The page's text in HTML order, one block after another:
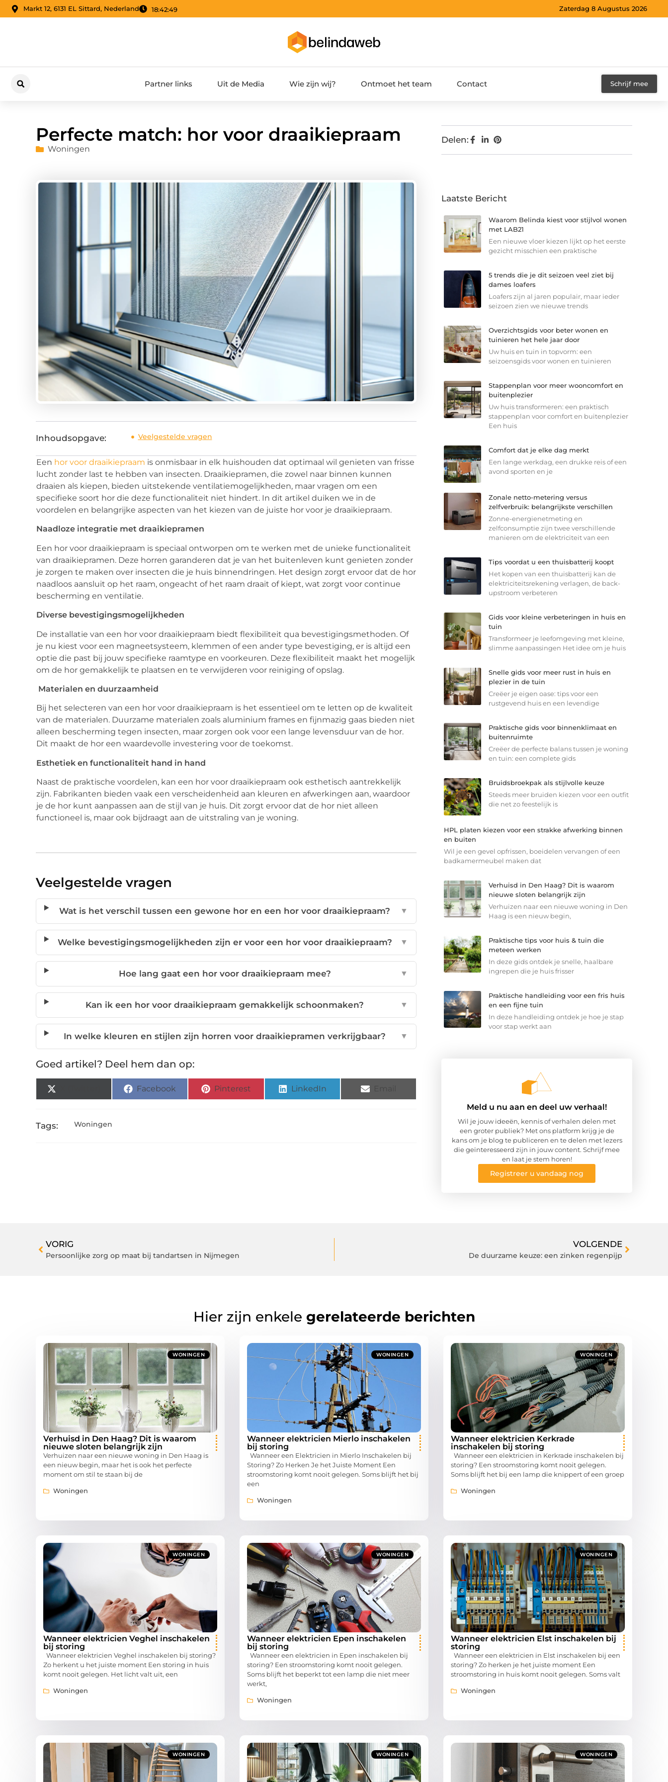
Markt 12, 6131 EL Sittard, Nederland 18:42:50 Zaterdag 8 Augustus 2026
Partner links Uit de Media Wie zijn wij? Ontmoet het team Contact Schrijf mee
Perfecte match: hor voor draaikiepraam
Woningen
Inhoudsopgave: Veelgestelde vragen
Een hor voor draaikiepraam is onmisbaar in elk huishouden dat optimaal wil genieten van frisse
lucht zonder last te hebben van insecten. Draaikiepramen, die zowel naar binnen kunnen
draaien als kiepen, bieden uitstekende ventilatiemogelijkheden, maar vragen om een
specifieke soort hor die deze functionaliteit niet hindert. In dit artikel duiken we in de
voordelen en belangrijke aspecten van het kiezen van de juiste hor voor je draaikiepraam.
Naadloze integratie met draaikiepramen
Een hor voor draaikiepraam is speciaal ontworpen om te werken met de unieke functionaliteit
van draaikiepramen. Deze horren garanderen dat je van het buitenleven kunt genieten zonder
je zorgen te maken over insecten die je huis binnendringen. Het design zorgt ervoor dat de hor
naadloos aansluit op het raam, ongeacht of het raam draait of kiept, wat zorgt voor continue
bescherming en ventilatie.
Diverse bevestigingsmogelijkheden
De installatie van een hor voor draaikiepraam biedt flexibiliteit qua bevestigingsmethoden. Of
je nu kiest voor een magneetsysteem, klemmen of een ander type bevestiging, er is altijd een
optie die past bij jouw specifieke raamtype en voorkeuren. Deze flexibiliteit maakt het mogelijk
om de hor gemakkelijk te plaatsen en te verwijderen voor reiniging of opslag.
Materialen en duurzaamheid
Bij het selecteren van een hor voor draaikiepraam is het essentieel om te letten op de kwaliteit
van de materialen. Duurzame materialen zoals aluminium frames en fijnmazig gaas bieden niet
alleen bescherming tegen insecten, maar zorgen ook voor een lange levensduur van de hor.
Dit maakt de hor een waardevolle investering voor de toekomst.
Esthetiek en functionaliteit hand in hand
Naast de praktische voordelen, kan een hor voor draaikiepraam ook esthetisch aantrekkelijk
zijn. Fabrikanten bieden vaak een verscheidenheid aan kleuren en afwerkingen aan, waardoor
je de hor kunt aanpassen aan de stijl van je huis. Dit zorgt ervoor dat de hor niet alleen
functioneel is, maar ook bijdraagt aan de uitstraling van je woning.
Veelgestelde vragen
Wat is het verschil tussen een gewone hor en een hor voor draaikiepraam? ▼
Welke bevestigingsmogelijkheden zijn er voor een hor voor draaikiepraam? ▼
Hoe lang gaat een hor voor draaikiepraam mee? ▼
Kan ik een hor voor draaikiepraam gemakkelijk schoonmaken? ▼
In welke kleuren en stijlen zijn horren voor draaikiepramen verkrijgbaar? ▼
Goed artikel? Deel hem dan op:
Facebook Pinterest LinkedIn
Tags: Woningen
Delen:
Laatste Bericht
Waarom Belinda kiest voor stijlvol wonen
met LAB21
Een nieuwe vloer kiezen lijkt op het eerste
gezicht misschien een praktische
5 trends die je dit seizoen veel ziet bij
dames loafers
Loafers zijn al jaren populair, maar ieder
seizoen zien we nieuwe trends
Overzichtsgids voor beter wonen en
tuinieren het hele jaar door
Uw huis en tuin in topvorm: een
seizoensgids voor wonen en tuinieren
Stappenplan voor meer wooncomfort en
buitenplezier
Uw huis transformeren: een praktisch
stappenplan voor comfort en buitenplezier
Een huis
Comfort dat je elke dag merkt
Een lange werkdag, een drukke reis of een
avond sporten en je
Zonale netto-metering versus
zelfverbruik: belangrijkste verschillen
Zonne-energienetmeting en
zelfconsumptie zijn twee verschillende
manieren om de elektriciteit van een
Tips voordat u een thuisbatterij koopt
Het kopen van een thuisbatterij kan de
elektriciteitsrekening verlagen, de back-
upstroom verbeteren
Gids voor kleine verbeteringen in huis en
tuin
Transformeer je leefomgeving met kleine,
slimme aanpassingen Het idee om je huis
Snelle gids voor meer rust in huis en
plezier in de tuin
Creëer je eigen oase: tips voor een
rustgevend huis en een levendige
Praktische gids voor binnenklimaat en
buitenruimte
Creëer de perfecte balans tussen je woning
en tuin: een complete gids
Bruidsbroekpak als stijlvolle keuze
Steeds meer bruiden kiezen voor een outfit
die net zo feestelijk is
HPL platen kiezen voor een strakke afwerking binnen
en buiten
Wil je een gevel opfrissen, boeidelen vervangen of een
badkamermeubel maken dat
Verhuisd in Den Haag? Dit is waarom
nieuwe sloten belangrijk zijn
Verhuizen naar een nieuwe woning in Den
Haag is een nieuw begin,
Praktische tips voor huis & tuin die
meteen werken
In deze gids ontdek je snelle, haalbare
ingrepen die je huis frisser
Praktische handleiding voor een fris huis
en een fijne tuin
In deze handleiding ontdek je hoe je stap
voor stap werkt aan
Meld u nu aan en deel uw verhaal!
Wil je jouw ideeën, kennis of verhalen delen met
een groter publiek? Met ons platform krijg je de
kans om je blog te publiceren en te delen met lezers
die geïnteresseerd zijn in jouw content. Schrijf mee
en laat je stem horen!
Registreer u vandaag nog
VORIG
Persoonlijke zorg op maat bij tandartsen in Nijmegen
VOLGENDE
De duurzame keuze: een zinken regenpijp
Hier zijn enkele gerelateerde berichten
WONINGEN
Verhuisd in Den Haag? Dit is waarom
nieuwe sloten belangrijk zijn
Verhuizen naar een nieuwe woning in Den Haag is
een nieuw begin, maar het is ook het perfecte
moment om stil te staan bij de
Woningen
WONINGEN
Wanneer elektricien Mierlo inschakelen
bij storing
Wanneer een Elektricien in Mierlo Inschakelen bij
Storing? Zo Herken Je het Juiste Moment Een
stroomstoring komt nooit gelegen. Soms blijft het bij
een
Woningen
WONINGEN
Wanneer elektricien Kerkrade
inschakelen bij storing
Wanneer een elektricien in Kerkrade inschakelen bij
storing? Een stroomstoring komt nooit gelegen.
Soms blijft het bij een lamp die knippert of een groep
Woningen
WONINGEN
Wanneer elektricien Veghel inschakelen
bij storing
Wanneer elektricien Veghel inschakelen bij storing?
Zo herkent u het juiste moment Een storing in huis
komt nooit gelegen. Het licht valt uit, een
Woningen
WONINGEN
Wanneer elektricien Epen inschakelen
bij storing
Wanneer een elektricien in Epen inschakelen bij
storing? Een stroomstoring komt nooit gelegen.
Soms blijft het beperkt tot een lamp die niet meer
werkt,
Woningen
WONINGEN
Wanneer elektricien Elst inschakelen bij
storing
Wanneer een elektricien in Elst inschakelen bij een
storing? Zo herken je het juiste moment Een
stroomstoring in huis komt nooit gelegen. Soms valt
Woningen
WONINGEN WONINGEN WONINGEN